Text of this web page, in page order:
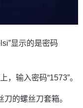
显示的是密码
，输入密码“1573”。
的螺丝刀套箱。